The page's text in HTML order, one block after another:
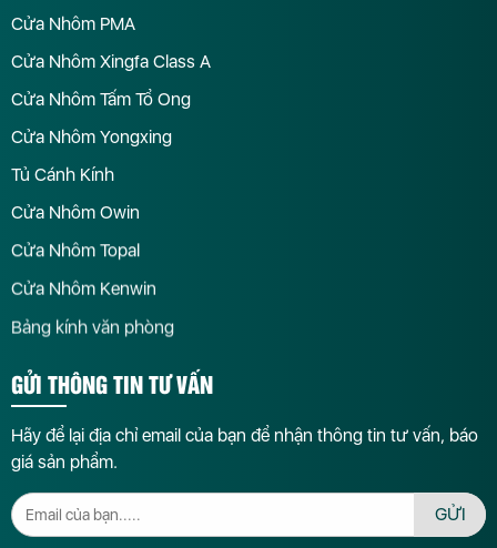
Cửa Nhôm PMA
Cửa Nhôm Xingfa Class A
Cửa Nhôm Tấm Tổ Ong
Cửa Nhôm Yongxing
Tủ Cánh Kính
Cửa Nhôm Owin
Cửa Nhôm Topal
Cửa Nhôm Kenwin
Bảng kính văn phòng
GỬI THÔNG TIN TƯ VẤN
Hãy để lại địa chỉ email của bạn để nhận thông tin tư vấn, báo
giá sản phẩm.
GỬI